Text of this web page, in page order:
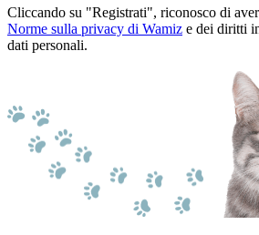
Cliccando su "Registrati", riconosco di
Norme sulla privacy di Wamiz e dei diritti
dati personali.